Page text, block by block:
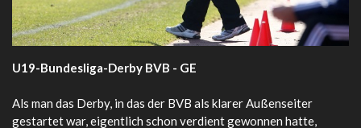
U19-Bundesliga-Derby BVB - GE
Als man das Derby, in das der BVB als klarer Außenseiter
gestartet war, eigentlich schon verdient gewonnen hatte,